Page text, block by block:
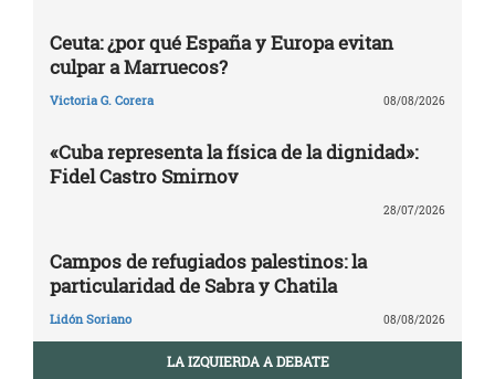
Ceuta: ¿por qué España y Europa evitan
culpar a Marruecos?
Victoria G. Corera 08/08/2026
«Cuba representa la física de la dignidad»:
Fidel Castro Smirnov
28/07/2026
Campos de refugiados palestinos: la
particularidad de Sabra y Chatila
Lidón Soriano 08/08/2026
LA IZQUIERDA A DEBATE